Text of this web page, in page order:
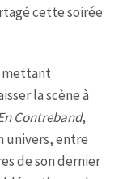
cette soirée
mettant
la scène à
Contreband,
univers, entre
de son dernier